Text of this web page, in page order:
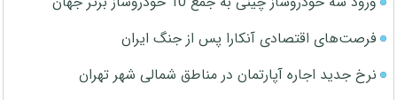
فرصت‌های اقتصادی آنکارا پس از جنگ ایران
نرخ جدید اجاره آپارتمان در مناطق شمالی شهر تهران